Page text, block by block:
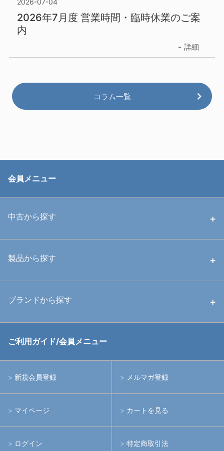
2026年7月度 営業時間・臨時休業のご案
内
詳細
コラム一覧
会員メニュー
中古から探す
中古ハウジング
中古アームシステム
製品から探す
ハウジング
ライト
アームシステム
アクションカメラ(GoPro等)
ブランドから探す
RGBlue
イノン
ご利用ガイド/会員メニュー
新規会員登録 メルマガ登録
マイページ カートを見る
ログイン 特定商取引法